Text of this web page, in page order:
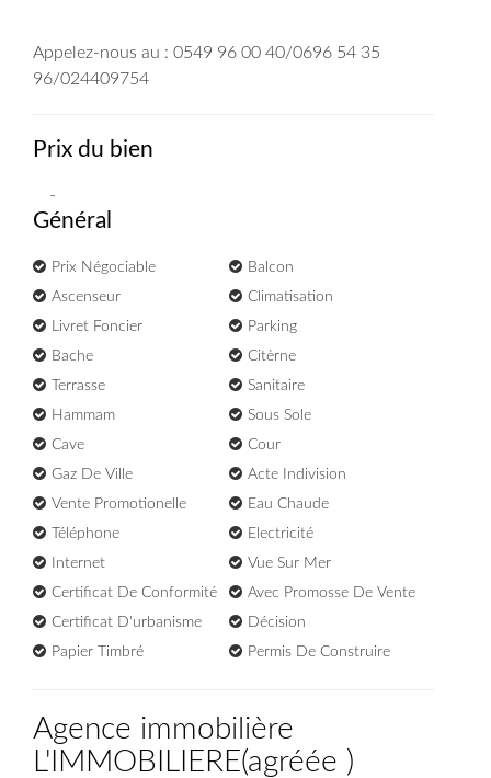
Appelez-nous au : 0549 96 00 40/0696 54 35
96/024409754
Prix du bien
-
Général
Prix Négociable
Balcon
Ascenseur
Climatisation
Livret Foncier
Parking
Bache
Citèrne
Terrasse
Sanitaire
Hammam
Sous Sole
Cave
Cour
Gaz De Ville
Acte Indivision
Vente Promotionelle
Eau Chaude
Téléphone
Electricité
Internet
Vue Sur Mer
Certificat De Conformité
Avec Promosse De Vente
Certificat D'urbanisme
Décision
Papier Timbré
Permis De Construire
Agence immobilière
L'IMMOBILIERE(agréée )